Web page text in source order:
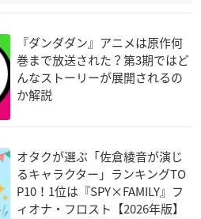
『ダンダダン』アニメは原作何
巻まで放送された？第3期ではど
んなストーリーが展開されるの
か解説
オタクが選ぶ「佐倉綾音が演じ
るキャラクター」ランキングTO
P10！1位は『SPY×FAMILY』フ
ィオナ・フロスト【2026年版】